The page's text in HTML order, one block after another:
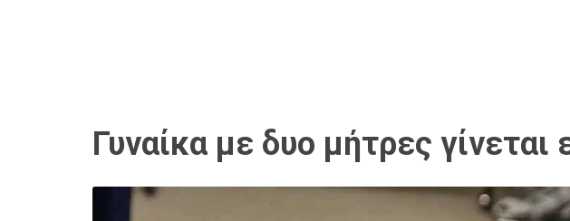
Γυναίκα με δυο μήτρες